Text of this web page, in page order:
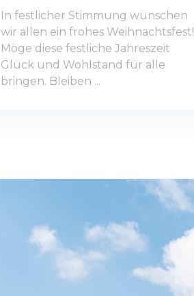
In festlicher Stimmung wünschen
wir allen ein frohes Weihnachtsfest!
Möge diese festliche Jahreszeit
Glück und Wohlstand für alle
bringen. Bleiben ...